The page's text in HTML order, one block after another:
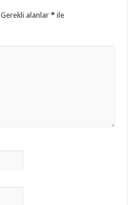
Gerekli alanlar* ile